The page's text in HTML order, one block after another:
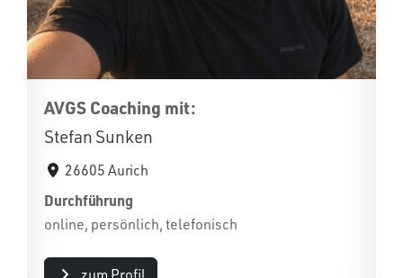
AVGS Coaching mit:
Stefan Sunken
26605 Aurich
Durchführung
online, persönlich, telefonisch
zum Profil